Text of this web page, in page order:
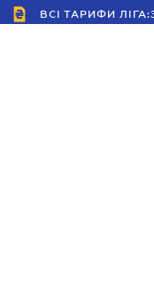
ВСІ ТАРИФИ